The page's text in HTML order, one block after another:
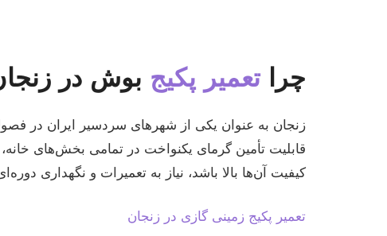
چرا تعمیر پکیج بوش در
زنجان به عنوان یکی از شهرهای سردسیر ایران در
قابلیت تأمین گرمای یکنواخت در تمامی بخش‌های
کیفیت آن‌ها بالا باشد، نیاز به تعمیرات و نگهداری
تعمیر پکیج زمینی گازی در زنجان